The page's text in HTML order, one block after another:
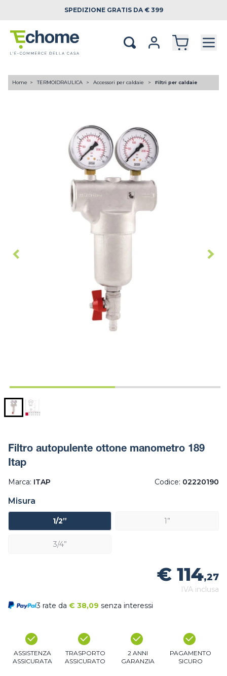
SPEDIZIONE GRATIS DA € 399
Home TERMOIDRAULICA Accessori per caldaie Filtri per caldaie
Filtro autopulente ottone manometro 189
Itap
Marca: ITAP Codice: 02220190
Misura
1/2” 1”
3/4”
€ 114,27
IVA inclusa
3 rate da € 38,09 senza interessi
ASSISTENZA
ASSICURATA
TRASPORTO
ASSICURATO
2 ANNI
GARANZIA
PAGAMENTO
SICURO